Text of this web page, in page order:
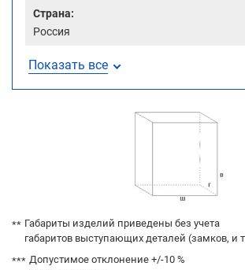
Страна:
Россия
Показать все
Габариты изделий приведены без учета
габаритов выступающих деталей (замков, и
Допустимое отклонение +/-10 %